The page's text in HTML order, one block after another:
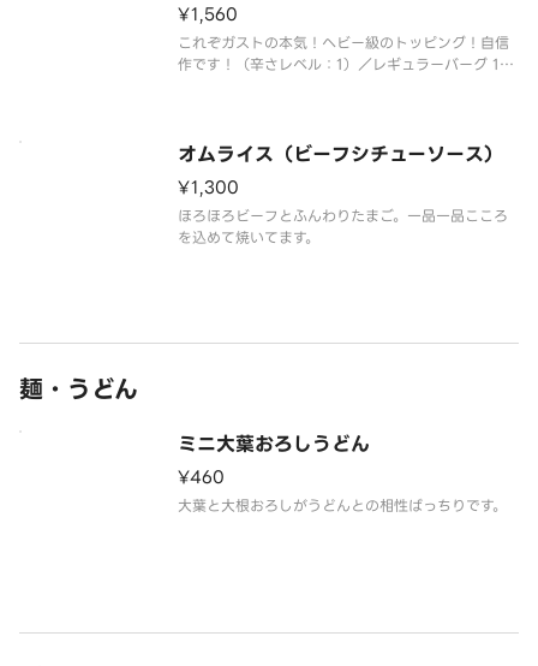
¥1,560
これぞガストの本気！ヘビー級のトッピング！自信
作です！（辛さレベル：1）／レギュラーバーグ 1
オムライス（ビーフシチューソース）
¥1,300
ほろほろビーフとふんわりたまご。一品一品こころ
を込めて焼いてます。
麺・うどん
ミニ大葉おろしうどん
¥460
大葉と大根おろしがうどんとの相性ばっちりです。